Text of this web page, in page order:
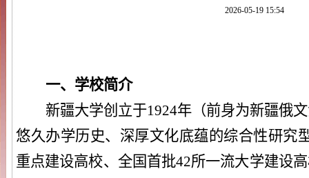
2026-05-19 15:54
一、 学校简介
新疆大学创立于1924年（前身为新疆俄
悠久办学历史、深厚文化底蕴的综合性研究
重点建设高校、全国首批42所一流大学建设